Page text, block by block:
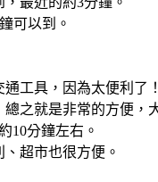
可以到。
工具，因為太便利了！
之就是非常的方便，
10分鐘左右。
超市也很方便。